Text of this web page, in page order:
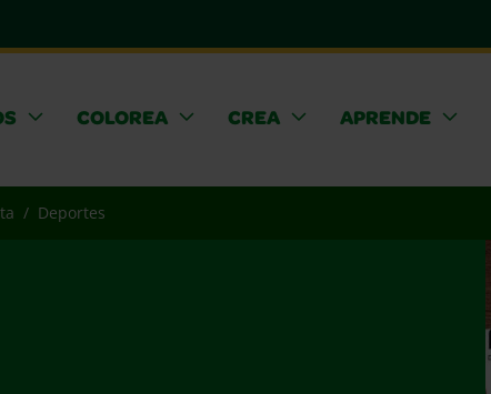
COLOREA CREA APRENDE
Deportes